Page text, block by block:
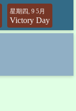
星期四, 9 5月
Victory Day